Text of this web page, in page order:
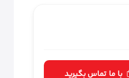
با ما تماس بگیرید